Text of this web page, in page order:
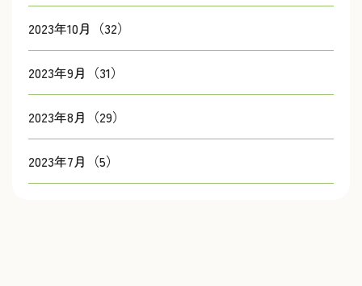
2023年10月（32）
2023年9月（31）
2023年8月（29）
2023年7月（5）